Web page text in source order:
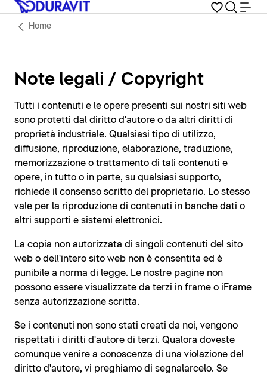
Home
Note legali / Copyright
Tutti i contenuti e le opere presenti sui nostri siti web
sono protetti dal diritto d'autore o da altri diritti di
proprietà industriale. Qualsiasi tipo di utilizzo,
diffusione, riproduzione, elaborazione, traduzione,
memorizzazione o trattamento di tali contenuti e
opere, in tutto o in parte, su qualsiasi supporto,
richiede il consenso scritto del proprietario. Lo stesso
vale per la riproduzione di contenuti in banche dati o
altri supporti e sistemi elettronici.
La copia non autorizzata di singoli contenuti del sito
web o dell'intero sito web non è consentita ed è
punibile a norma di legge. Le nostre pagine non
possono essere visualizzate da terzi in frame o iFrame
senza autorizzazione scritta.
Se i contenuti non sono stati creati da noi, vengono
rispettati i diritti d'autore di terzi. Qualora doveste
comunque venire a conoscenza di una violazione del
diritto d'autore, vi preghiamo di segnalarcelo. Se